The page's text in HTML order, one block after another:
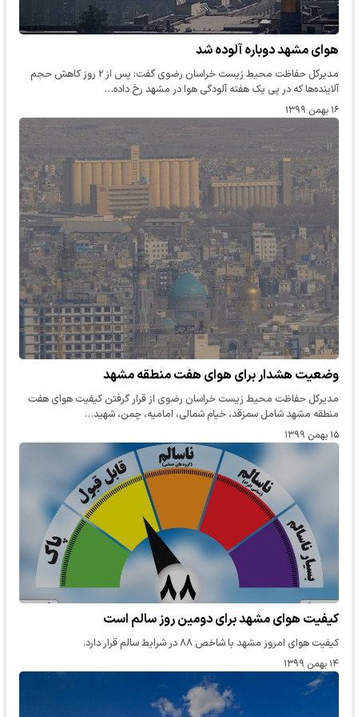
هوای مشهد دوباره آلوده شد
مدیرکل حفاظت محیط زیست خراسان رضوی گفت: پس از ۲ روز کاهش حجم
آلاینده‌ها که در پی یک هفته آلودگی هوا در مشهد رخ داده…
۱۶ بهمن ۱۳۹۹
وضعیت هشدار برای هوای هفت منطقه مشهد
مدیرکل حفاظت محیط زیست خراسان رضوی از قرار گرفتن کیفیت هوای هفت
منطقه مشهد شامل سمزقد، خیام شمالی، امامیه، چمن، شهید…
۱۵ بهمن ۱۳۹۹
کیفیت هوای مشهد برای دومین روز سالم است
کیفیت هوای امروز مشهد با شاخص ۸۸ در شرایط سالم قرار دارد.
۱۴ بهمن ۱۳۹۹